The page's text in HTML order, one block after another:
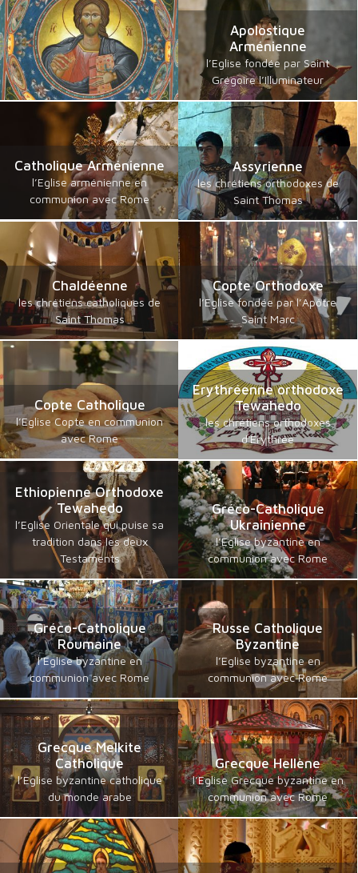
Apolostique
Arménienne
l’Eglise fondée par Saint
Grégoire l’Illuminateur
Catholique Arménienne
l’Eglise arménienne en
communion avec Rome
Assyrienne
les chrétiens orthodoxes de
Saint Thomas
Chaldéenne
les chrétiens catholiques de
Saint Thomas
Copte Orthodoxe
l’Eglise fondée par l’Apôtre
Saint Marc
Copte Catholique
l’Eglise Copte en communion
avec Rome
Erythréenne orthodoxe
Tewahedo
les chrétiens orthodoxes
d'Erythrée
Ethiopienne Orthodoxe
Tewahedo
l’Eglise Orientale qui puise sa
tradition dans les deux
Testaments
Gréco-Catholique
Ukrainienne
l’Eglise byzantine en
communion avec Rome
Gréco-Catholique
Roumaine
l’Eglise byzantine en
communion avec Rome
Russe Catholique
Byzantine
l’Eglise byzantine en
communion avec Rome
Grecque Melkite
Catholique
l’Eglise byzantine catholique
du monde arabe
Grecque Hellène
l’Eglise Grecque byzantine en
communion avec Rome